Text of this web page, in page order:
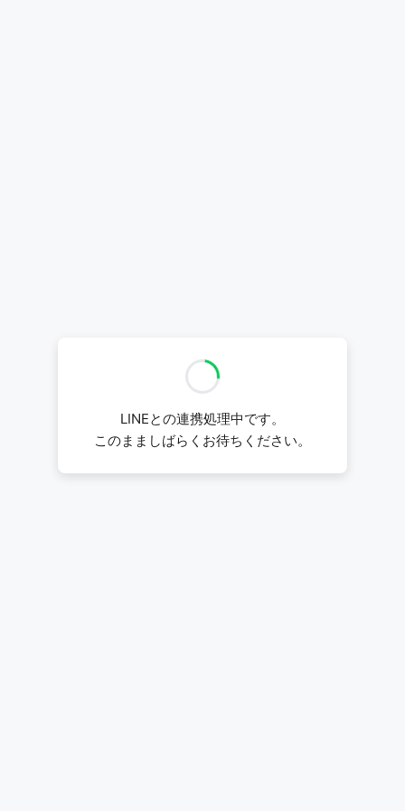
LINEとの連携処理中です。
このまましばらくお待ちください。